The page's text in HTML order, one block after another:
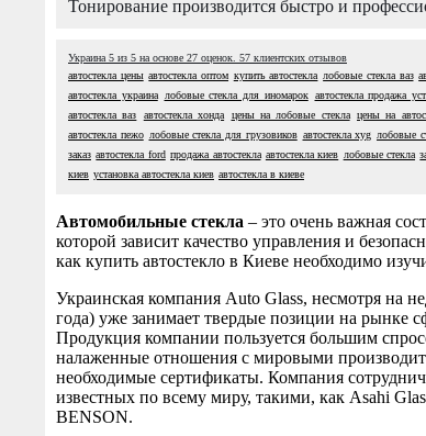
Тонирование производится быстро и
Украина 5 из 5 на основе 27 оценок. 57 клиентских отзывов
автостекла цены автостекла оптом купить автостекла лобовые стекла ваз
автостекла украина
лобовые стекла для иномарок автостекла продажа
автостекла ваз
автостекла хонда цены на лобовые стекла цены на
автостекла пежо лобовые стекла для грузовиков автостекла xyg лобовые
заказ автостекла ford продажа автостекла автостекла киев лобовые стекла
киев установка автостекла киев автостекла в киеве
Автомобильные стекла – это очень важная
которой зависит качество управления и
как купить автостекло в Киеве необходимо
Украинская компания Auto Glass, несмотря на
года) уже занимает твердые позиции на рынке
Продукция компании пользуется большим
налаженные отношения с мировыми
необходимые сертификаты. Компания
известных по всему миру, такими, как Asahi
BENSON.